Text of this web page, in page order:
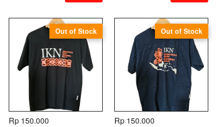
Rp 150.000
Out of Stock
Rp 150.000
Out of Stock